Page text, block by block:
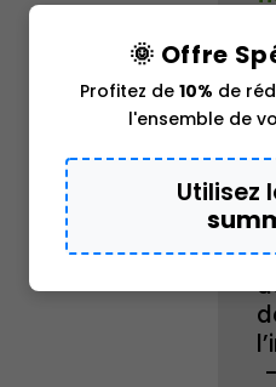
-
🌞 Offre
Profitez de 10% de
l'ensemble de
Utilisez